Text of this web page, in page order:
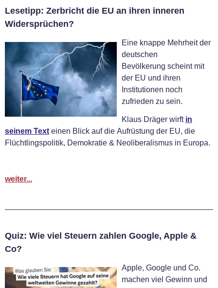
Lesetipp: Zerbricht die EU an ihren inneren
Widersprüchen?
Eine knappe Mehrheit der
deutschen
Bevölkerung scheint mit
der EU und ihren
Institutionen noch
zufrieden zu sein.
Klaus Dräger wirft in
seinem Text einen Blick auf die Aufrüstung der EU, die
Flüchtlingspolitik, Demokratie & Neoliberalismus in Europa.
weiter...
Quiz: Wie viel Steuern zahlen Google, Apple &
Co?
Apple, Google und Co.
machen viel Gewinn und